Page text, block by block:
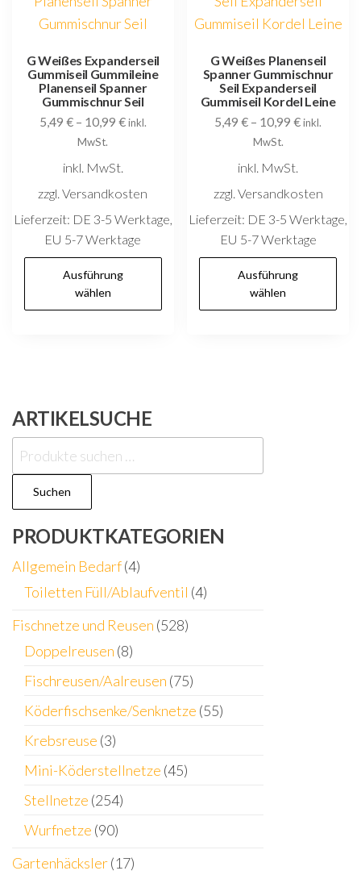
können
Produktseite
gewählt
werden
G Weißes Expanderseil
Gummiseil Gummileine
Planenseil Spanner
Gummischnur Seil
5,49 €– 10,99 €inkl.
MwSt.
inkl. MwSt.
zzgl. Versandkosten
Lieferzeit: DE 3-5 Werktage,
EU 5-7 Werktage
Ausführung
wählen
Dieses
weist
können
gewählt
G Weißes Planenseil
Spanner Gummischnur
Seil Expanderseil
Gummiseil Kordel Leine
5,49€ – 10,99€inkl.
MwSt.
inkl. MwSt.
zzgl. Versandkosten
Lieferzeit: DE 3-5 Werktage,
EU 5-7 Werktage
Ausführung
wählen
ARTIKELSUCHE
Suchen
nach:
Suchen
PRODUKTKATEGORIEN
Allgemein Bedarf(4)
Toiletten Füll/Ablaufventil (4)
Fischnetze und Reusen (528)
Doppelreusen (8)
Fischreusen/Aalreusen (75)
Köderfischsenke/Senknetze (55)
Krebsreuse (3)
Mini-Köderstellnetze (45)
Stellnetze (254)
Wurfnetze (90)
Gartenhäcksler(17)